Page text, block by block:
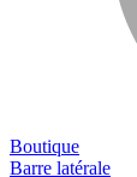
Boutique
Barre latérale